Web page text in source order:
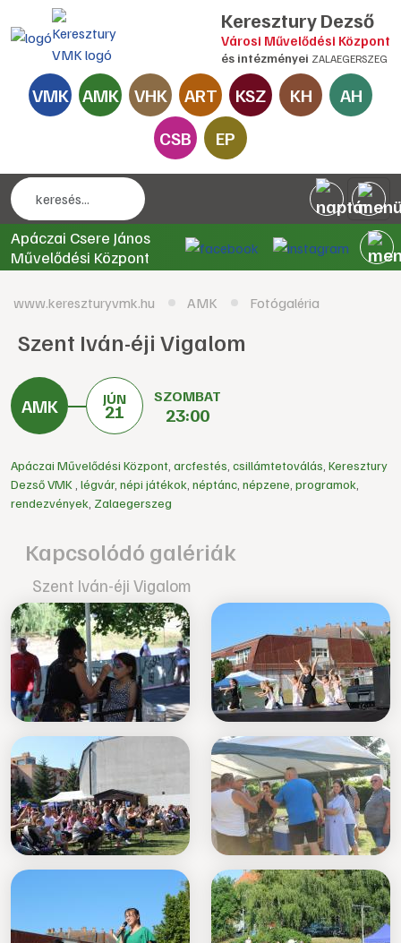
Keresztury Dezső
Városi Művelődési Központ
és intézményei ZALAEGERSZEG
VMK AMK VHK ART KSZ KH
AH
CSB
EP
Apáczai Csere János
Művelődési Központ
www.kereszturyvmk.hu AMK Fotógaléria
Szent Iván-éji Vigalom
JÚN
21
SZOMBAT
23:00
Apáczai Művelődési Központ arcfestés csillámtetoválás Keresztury
Dezső VMK légvár, népi játékok néptánc népzene programok
rendezvények Zalaegerszeg
Kapcsolódó galériák
Szent Iván-éji Vigalom